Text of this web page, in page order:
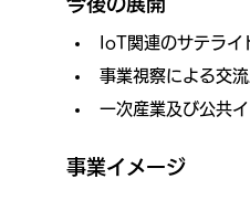
IoT関連のサテラ
事業視察による交
一次産業及び公共
事業イメージ